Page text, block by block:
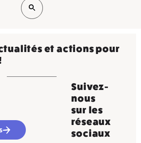
et actions pour
Suivez-
nous
sur les
réseaux
sociaux